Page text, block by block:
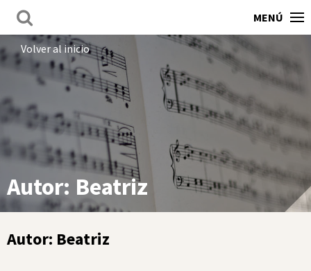
MENÚ
Volver al inicio
Autor: Beatriz
Autor: Beatriz